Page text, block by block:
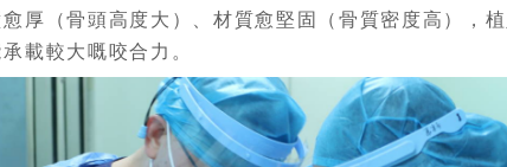
厚（骨頭高度大）、材質愈堅固（骨質密度高），
載較大嘅咬合力。